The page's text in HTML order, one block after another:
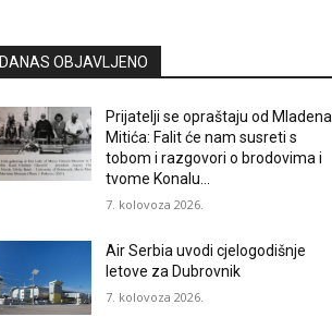
DANAS OBJAVLJENO
Prijatelji se opraštaju od Mladena
Mitića: Falit će nam susreti s
tobom i razgovori o brodovima i
tvome Konalu…
7. kolovoza 2026.
Air Serbia uvodi cjelogodišnje
letove za Dubrovnik
7. kolovoza 2026.